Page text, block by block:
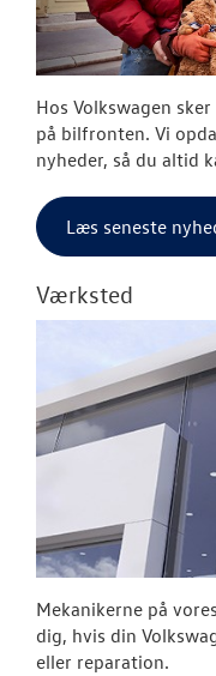
Hos Volkswagen
på bilfronten. Vi
nyheder, så du altid
Læs seneste
Værksted
Mekanikerne på
dig, hvis din
eller reparation.